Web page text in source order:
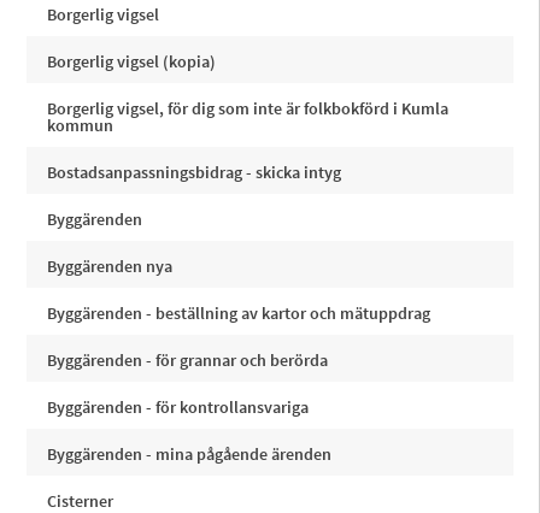
Borgerlig vigsel
Borgerlig vigsel (kopia)
Borgerlig vigsel, för dig som inte är folkbokförd i Kumla
kommun
Bostadsanpassningsbidrag - skicka intyg
Byggärenden
Byggärenden nya
Byggärenden - beställning av kartor och mätuppdrag
Byggärenden - för grannar och berörda
Byggärenden - för kontrollansvariga
Byggärenden - mina pågående ärenden
Cisterner